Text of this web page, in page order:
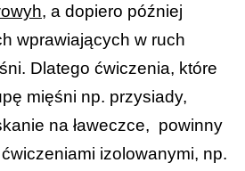
, a dopiero później
wprawiających w ruch
Dlatego ćwiczenia, które
mięśni np. przysiady,
na ławeczce, powinny
izolowanymi, np.